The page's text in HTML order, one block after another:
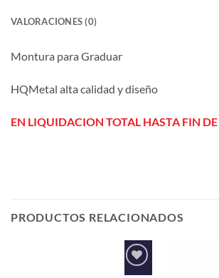
VALORACIONES (0)
Montura para Graduar
HQMetal alta calidad y diseño
EN LIQUIDACION TOTAL HASTA FIN
PRODUCTOS RELACIONADOS
Añadir